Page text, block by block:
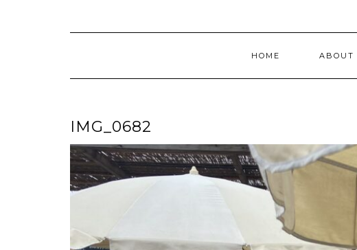
HOME ABOUT
IMG_0682